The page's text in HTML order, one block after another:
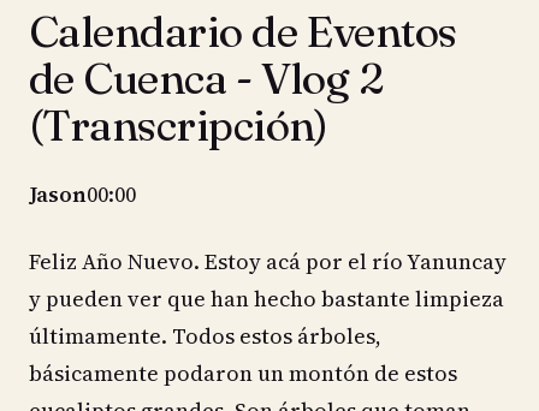
Calendario de Eventos
de Cuenca - Vlog 2
(Transcripción)
Jason00:00
Feliz Año Nuevo. Estoy acá por el río Yanuncay
y pueden ver que han hecho bastante limpieza
últimamente. Todos estos árboles,
básicamente podaron un montón de estos